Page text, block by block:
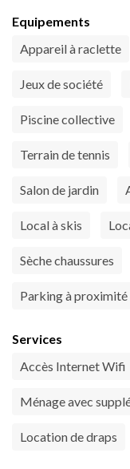
Equipements
Appareil à raclette
Jeux de société
Piscine collective
Terrain de tennis
Salon de jardin
Local à skis
Sèche chaussures
Parking à proximité
Services
Accès Internet Wifi
Ménage avec
Location de draps